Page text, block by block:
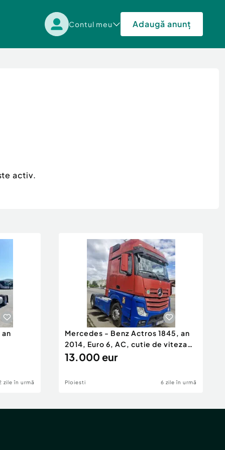
Contul meu Adaugă anunț
activ.
zile în urmă
Mercedes - Benz Actros 1845, an
2014, Euro 6, AC, cutie de viteza
automata
13.000 eur
Ploiesti 6 zile în urmă